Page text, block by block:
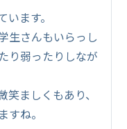
ます。
生さんもいらっし
り弱ったりしなが
ましくもあり、
ね。